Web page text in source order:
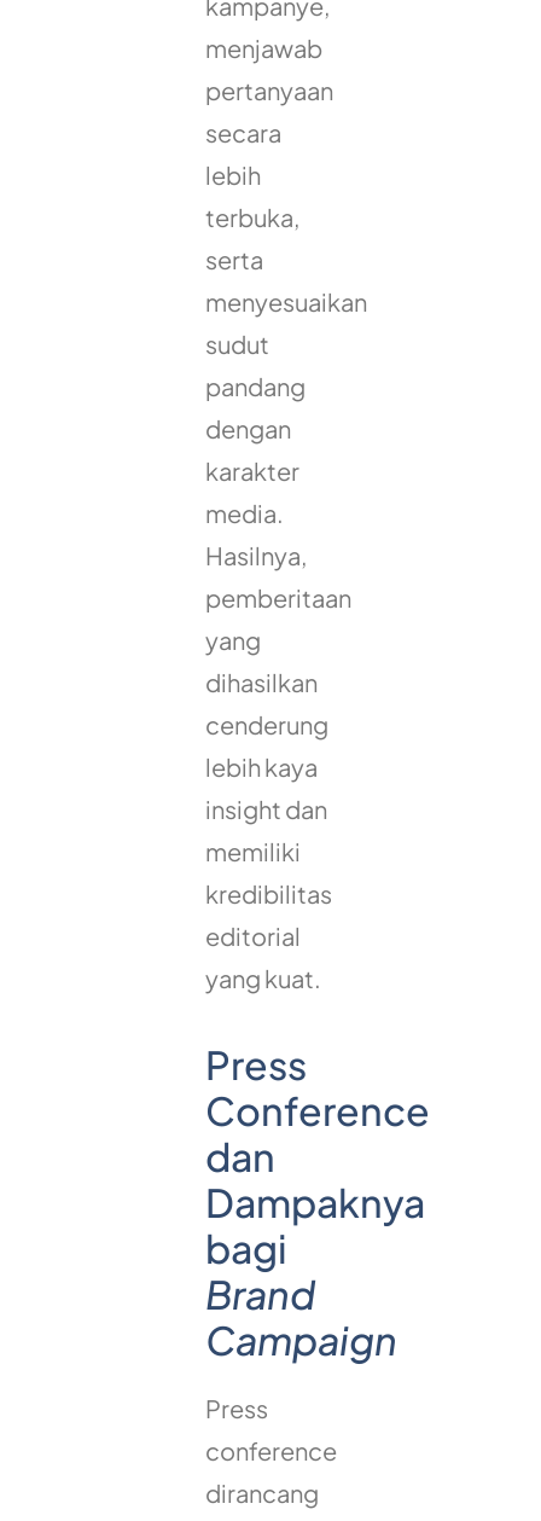
menjawab
pertanyaan
secara
lebih
terbuka,
serta
menyesuaikan
sudut
pandang
dengan
karakter
media.
Hasilnya,
pemberitaan
yang
dihasilkan
cenderung
lebih kaya
insight dan
memiliki
kredibilitas
editorial
yang kuat.
Press
Conference
dan
Dampaknya
bagi
Brand
Campaign
Press
conference
dirancang